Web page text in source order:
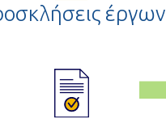
έργων
1
4
–
1
2
3
5
6
–
0